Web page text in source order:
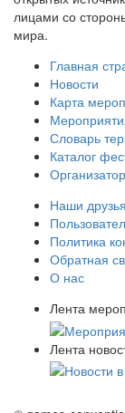
лицами со
мира.
Главная
Новости
Карта
Словарь
Каталог
Наши друзья
Политика
Обратная
О нас
Лента
Лента